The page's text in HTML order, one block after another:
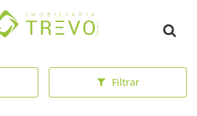
inicial
Filtrar